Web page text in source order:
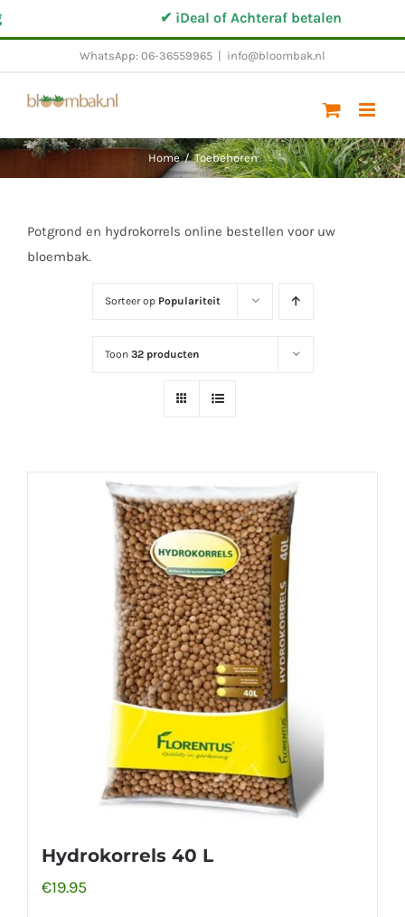
Ga
naar
✔ iDeal of Achteraf betalen
WhatsApp: 06-36559965 info@bloombak.nl
Home / Toebehoren
Potgrond en hydrokorrels online bestellen voor uw
bloembak.
Sorteer op Populariteit
Toon 32 producten
Hydrokorrels 40 L
€19.95